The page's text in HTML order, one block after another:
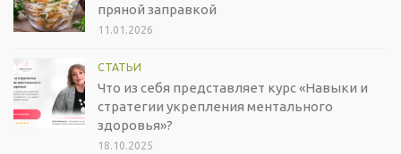
пряной заправкой
11.01.2026
СТАТЬИ
Что из себя представляет курс «Навыки и
стратегии укрепления ментального
здоровья»?
18.10.2025